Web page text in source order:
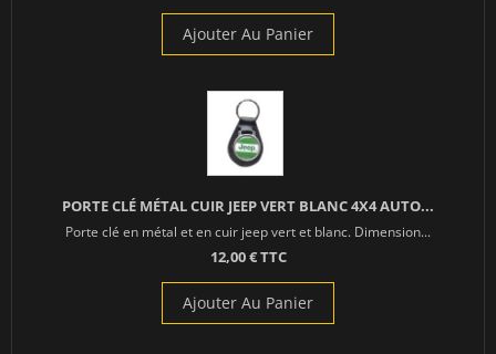
Ajouter Au Panier
PORTE CLÉ MÉTAL CUIR JEEP VERT BLANC 4X4 AUTO...
Porte clé en métal et en cuir jeep vert et blanc. Dimension...
12,00 € TTC
Ajouter Au Panier